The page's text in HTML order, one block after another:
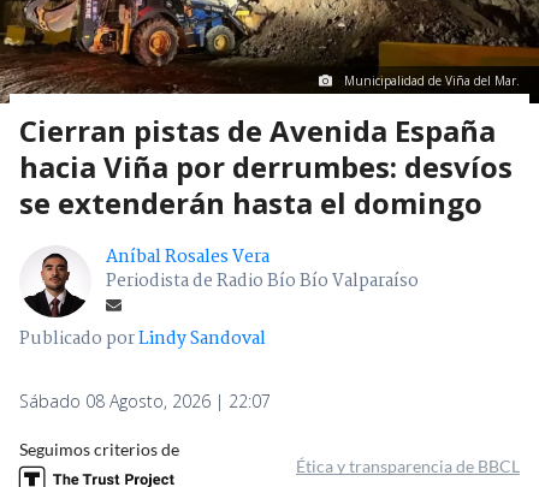
Municipalidad de Viña del Mar.
Cierran pistas de Avenida España
hacia Viña por derrumbes: desvíos
se extenderán hasta el domingo
Aníbal Rosales Vera
Periodista de Radio Bío Bío Valparaíso
Publicado porLindy Sandoval
Sábado 08 Agosto, 2026 | 22:07
Seguimos criterios de
Ética y transparencia de BBCL